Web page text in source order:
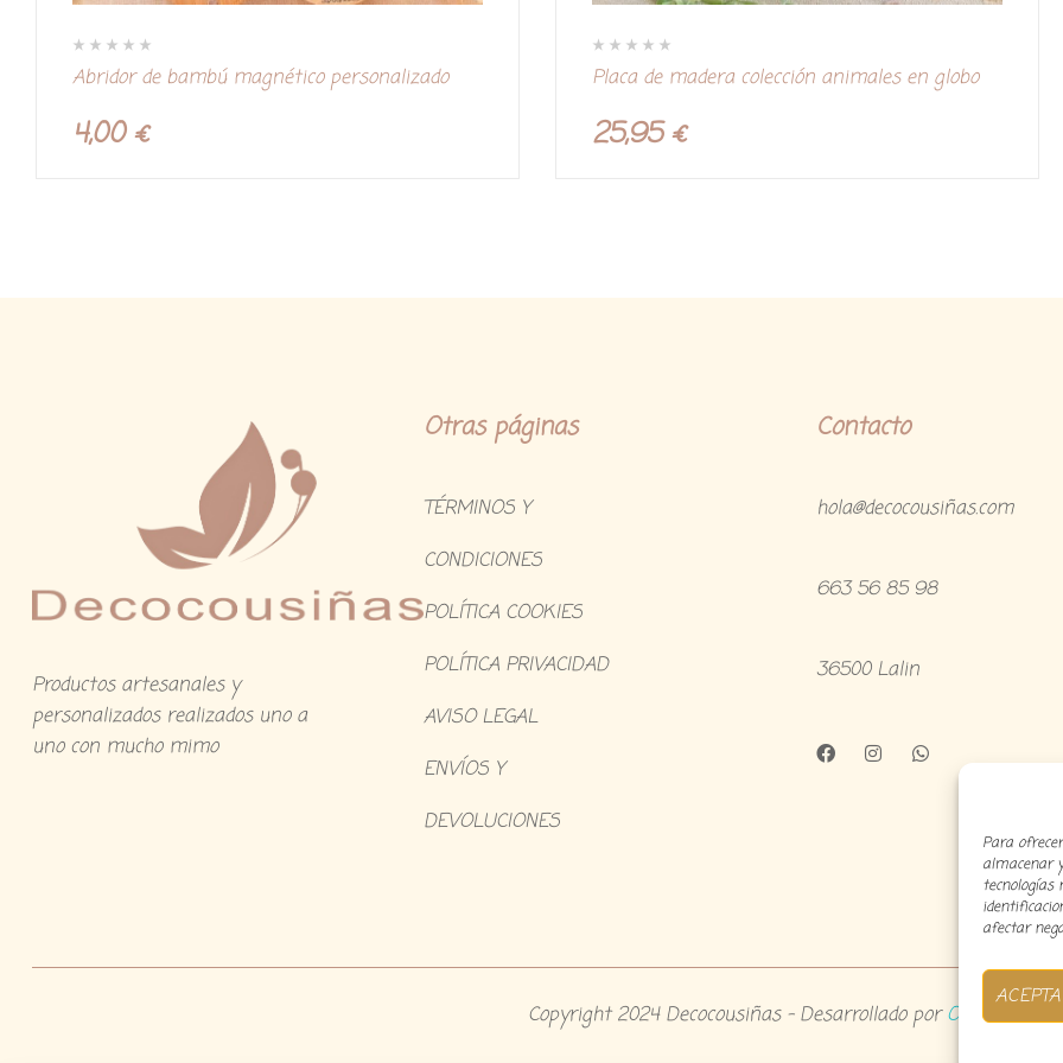
Para
almacenar
tecnologías
afectar
Abridor de bambú magnético personalizado
a
a4,00€
Placa de madera colección animales en globo
a
a
d
25,95€
Productos artesanales y
personalizados realizados uno a
uno con mucho mimo
Otras páginas
TÉRMINOS Y
CONDICIONES
POLÍTICA COOKIES
POLÍTICA PRIVACIDAD
AVISO LEGAL
ENVÍOS Y
DEVOLUCIONES
Contacto
hola@decocousiñas.com
663 56 85 98
36500 Lalin
Copyright 2024 Decocousiñas – Desarrollado porO